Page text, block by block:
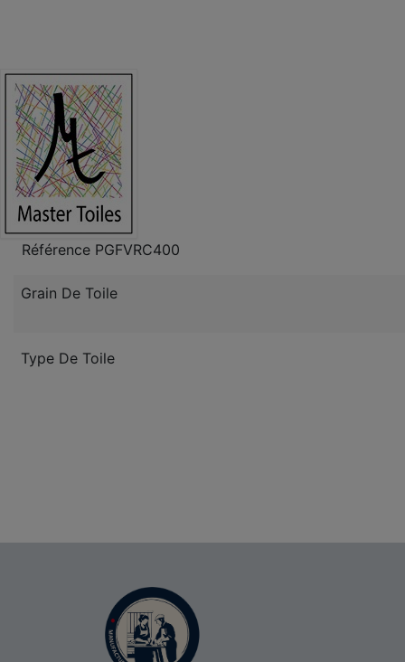
Référence PGFVRC400
Grain De Toile
Type De Toile